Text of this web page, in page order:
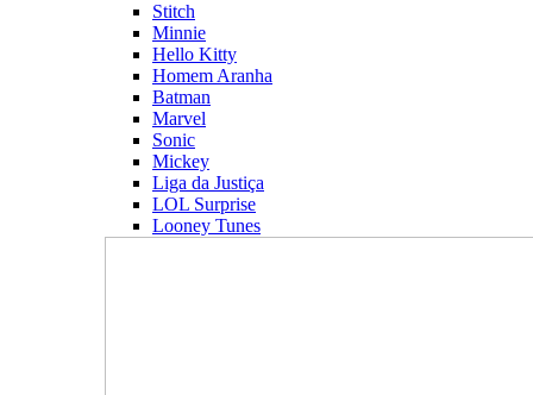
Stitch
Minnie
Hello Kitty
Homem Aranha
Batman
Marvel
Sonic
Mickey
Liga da Justiça
LOL Surprise
Looney Tunes